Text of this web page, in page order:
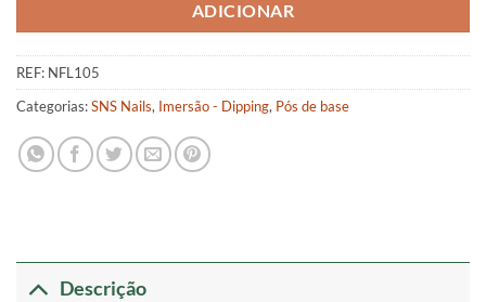
ADICIONAR
REF: NFL105
Categorias:SNS Nails, Imersão - Dipping, Pós de base
Descrição